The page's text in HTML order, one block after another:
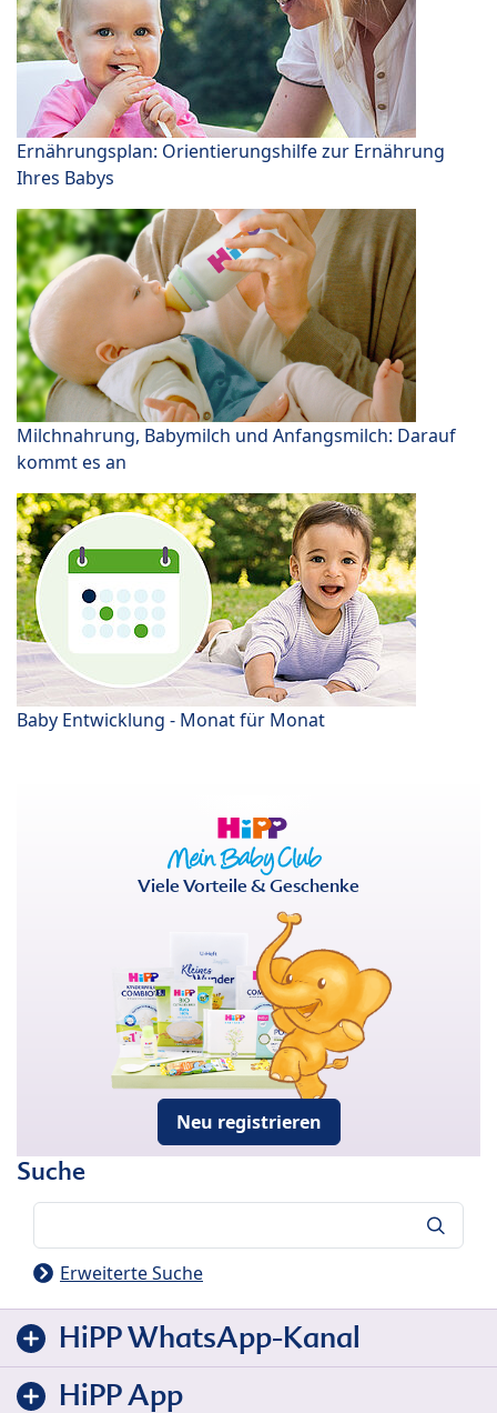
Ernährungsplan: Orientierungshilfe zur Ernährung
Ihres Babys
Milchnahrung, Babymilch und Anfangsmilch: Darauf
kommt es an
Baby Entwicklung - Monat für Monat
Viele Vorteile & Geschenke
Neu registrieren
Suche
Erweiterte Suche
HiPP WhatsApp-Kanal
HiPP App